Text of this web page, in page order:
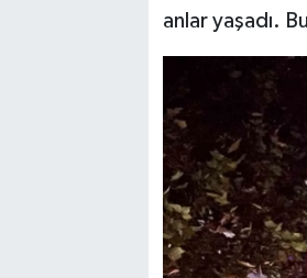
anlar yaşadı.